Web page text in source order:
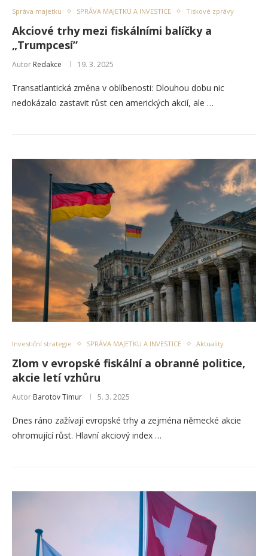
Správa majetku SPRÁVA MAJETKU A INVESTICE Tiskové zprávy
Akciové trhy mezi fiskálními balíčky a
„Trumpcesí”
Autor Redakce 19. 3. 2025
Transatlantická změna v oblíbenosti: Dlouhou dobu nic
nedokázalo zastavit růst cen amerických akcií, ale …
Investiční strategie SPRÁVA MAJETKU A INVESTICE Aktuality
Zlom v evropské fiskální a obranné politice,
akcie letí vzhůru
Autor Barotov Timur 5. 3. 2025
Dnes ráno zažívají evropské trhy a zejména německé akcie
ohromující růst. Hlavní akciový index …